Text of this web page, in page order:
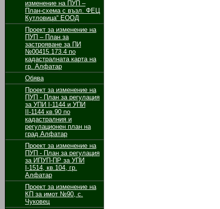
изменение на ПУП –
План-схема с възл. ФЕЦ
Кутловица“ ЕООД
Проект за изменение на
ПУП – План за
застрояване за ПИ
№00415.173.4 по
кадастралната карта на
гр. Алфатар
Обява
Проект за изменение на
ПУП - План за регулация
за УПИ І-1144 и УПИ
ІІ-1144 кв.90 по
кадастралния и
регулационен план на
град Алфатар
Проект за изменение на
ПУП - План за регулация
за ИПУП-ПР за УПИ
І-1514, кв.104, гр.
Алфатар
Проект за изменение на
КП за имот №90, с.
Чуковец